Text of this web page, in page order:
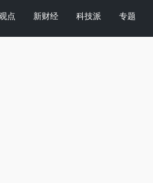
点 新财经 科技派 专题